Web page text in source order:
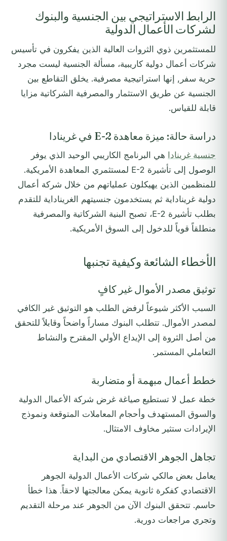
الرابط الاستراتيجي بين الجنسية والبنوك
لشركات الأعمال الدولية
للمستثمرين ذوي الثروات العالية الذين يفكرون في تأسيس
شركات أعمال دولية كاريبية، مسألة الجنسية ليست مجرد
حرية سفر, إنها استراتيجية مصرفية. يخلق التقاطع بين
الجنسية عن طريق الاستثمار والمصرفية الشركاتية مزايا
قابلة للقياس.
دراسة حالة: ميزة معاهدة E-2 في غرينادا
جنسية غرينادا هي البرنامج الكاريبي الوحيد الذي يوفر
الوصول إلى تأشيرة E-2 لمستثمري المعاهدة الأمريكية.
للمنظمين الذين يهيكلون عملياتهم من خلال شركة أعمال
دولية غريناداية ثم يستخدمون جنسيتهم الغريناداية للتقدم
بطلب تأشيرة E-2، تصبح البنية الشركاتية والمصرفية
منطلقاً قوياً للدخول إلى السوق الأمريكية.
الأخطاء الشائعة وكيفية تجنبها
توثيق مصدر الأموال غير كافٍ
السبب الأكثر شيوعاً لرفض الطلب هو التوثيق غير الكافي
لمصدر الأموال. تتطلب البنوك مساراً واضحاً وقابلاً للتحقق
من أصل الثروة إلى الإيداع الأولي المقترح والنشاط
التعاملي المستمر.
خطط أعمال مبهمة أو متضاربة
خطة عمل لا تستطيع صياغة غرض شركة الأعمال الدولية
والسوق المستهدف وأحجام المعاملات المتوقعة ونموذج
الإيرادات ستثير مخاوف الامتثال.
تجاهل الجوهر الاقتصادي من البداية
يعامل بعض مالكي شركات الأعمال الدولية الجوهر
الاقتصادي كفكرة ثانوية يمكن معالجتها لاحقاً. هذا خطأ
حاسم. تتحقق البنوك الآن من الجوهر عند مرحلة التقديم
وتجري مراجعات دورية.